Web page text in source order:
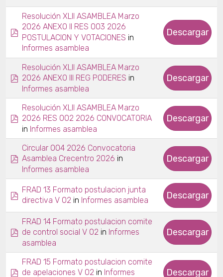
pdf
Resolución XLII ASAMBLEA Marzo
2026 ANEXO II RES 003 2026
POSTULACION Y VOTACIONES in
Informes asamblea
Descargar
pdf
Resolución XLII ASAMBLEA Marzo
2026 ANEXO III REG PODERES in
Informes asamblea
Descargar
pdf
Resolución XLII ASAMBLEA Marzo
2026 RES 002 2026 CONVOCATORIA
in Informes asamblea
Descargar
pdf
Circular 004 2026 Convocatoria
Asamblea Crecentro 2026 in
Informes asamblea
Descargar
pdf
FRAD 13 Formato postulacion junta
directiva V 02 in Informes asamblea Descargar
pdf
FRAD 14 Formato postulacion comite
de control social V 02 in Informes
asamblea
Descargar
pdf
FRAD 15 Formato postulacion comite
de apelaciones V 02 in Informes
Descargar